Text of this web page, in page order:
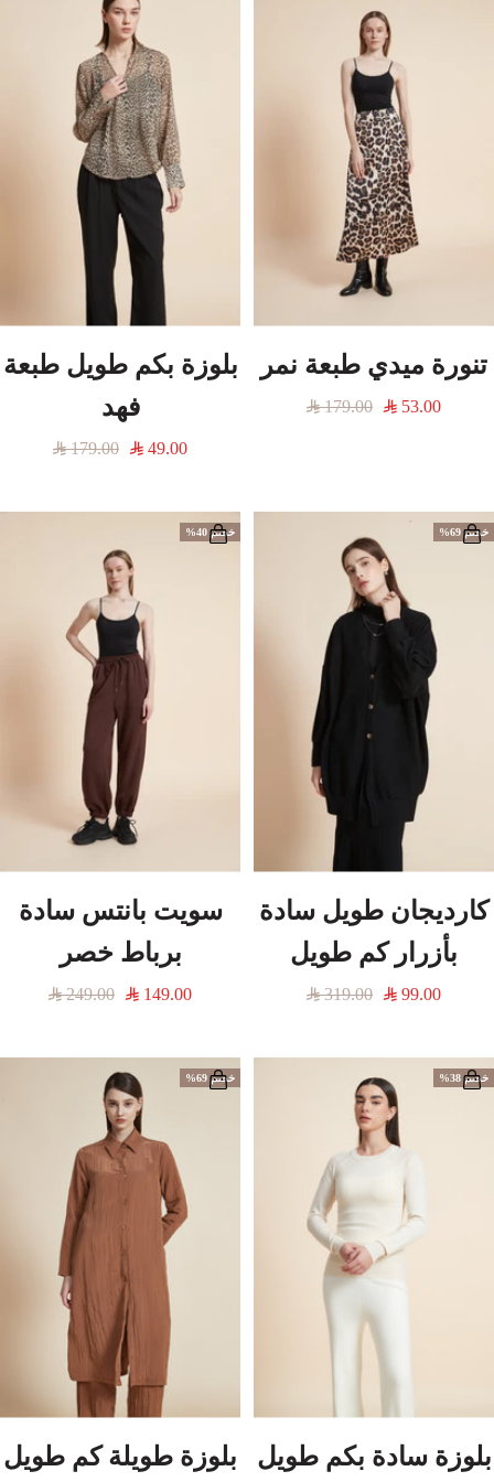
تنورة ميدي طبعة نمر
السعر
53.00
السعر
179.00
بلوزة بكم طويل طبعة
فهد
السعر
49.00
السعر
179.00
خصم 69%
كارديجان طويل سادة
بأزرار كم طويل
السعر
99.00
السعر
319.00
خصم 40%
سويت بانتس سادة
برباط خصر
السعر
149.00
السعر
249.00
خصم 38%
بلوزة سادة بكم طويل
خصم 69%
بلوزة طويلة كم طويل